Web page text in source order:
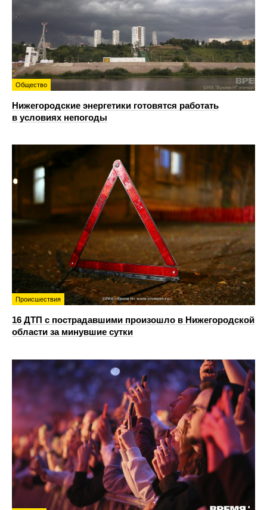
Общество
Нижегородские энергетики готовятся работать
в условиях непогоды
Происшествия
16 ДТП с пострадавшими произошло в Нижегородской
области за минувшие сутки